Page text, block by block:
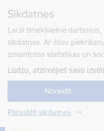
Sīkdatnes
Lai šī tīmekļvietne
sīkdatnes. Ar Jūsu
izmantotas statistikas un
Lūdzu, atzīmējiet savu
Noraidīt
Pārvaldīt sīkdatnes